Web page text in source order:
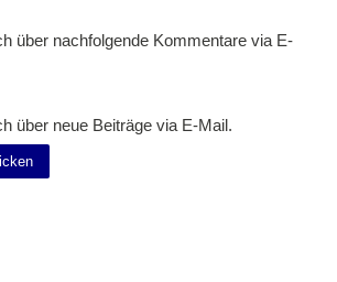
über nachfolgende Kommentare via E-
über neue Beiträge via E-Mail.